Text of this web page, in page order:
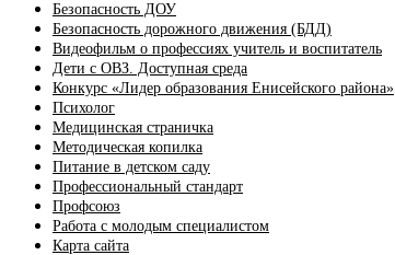
Безопасность ДОУ
Безопасность дорожного движения (БДД)
Видеофильм о профессиях учитель и воспитатель
Дети с ОВЗ. Доступная среда
Конкурс «Лидер образования Енисейского района»
Психолог
Медицинская страничка
Методическая копилка
Питание в детском саду
Профессиональный стандарт
Профсоюз
Работа с молодым специалистом
Карта сайта